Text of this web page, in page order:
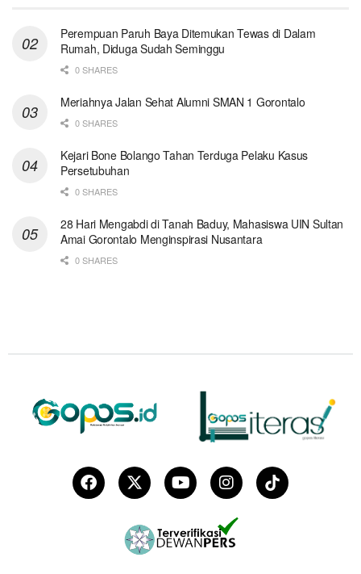
Perempuan Paruh Baya Ditemukan Tewas di Dalam
Rumah, Diduga Sudah Seminggu
0 SHARES
Meriahnya Jalan Sehat Alumni SMAN 1 Gorontalo
0 SHARES
Kejari Bone Bolango Tahan Terduga Pelaku Kasus
Persetubuhan
0 SHARES
28 Hari Mengabdi di Tanah Baduy, Mahasiswa UIN Sultan
Amai Gorontalo Menginspirasi Nusantara
0 SHARES